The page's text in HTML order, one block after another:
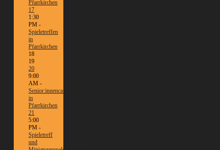
Pfarrkirchen
17
1:30
PM -
Spieletreffen
in
Pfarrkirchen
18
19
20
9:00
AM -
Senior:innencafé
in
Pfarrkirchen
21
5:00
PM -
Spieletreff
und